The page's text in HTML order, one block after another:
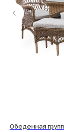
Обеденная